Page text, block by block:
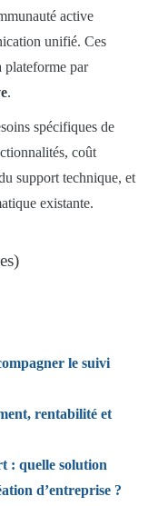
active
unifié. Ces
plateforme par
.
spécifiques de
coût
support technique, et
existante.
le suivi
rentabilité et
: quelle solution
d’entreprise ?